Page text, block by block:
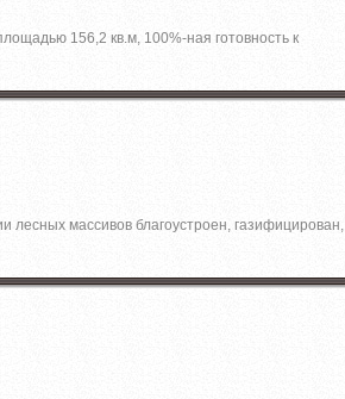
156,2 кв.м, 100%-ная готовность к
массивов благоустроен, газифицирован,